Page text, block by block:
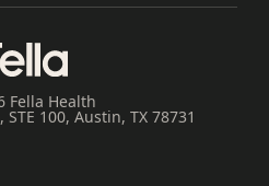
Fella Health
100, Austin, TX 78731